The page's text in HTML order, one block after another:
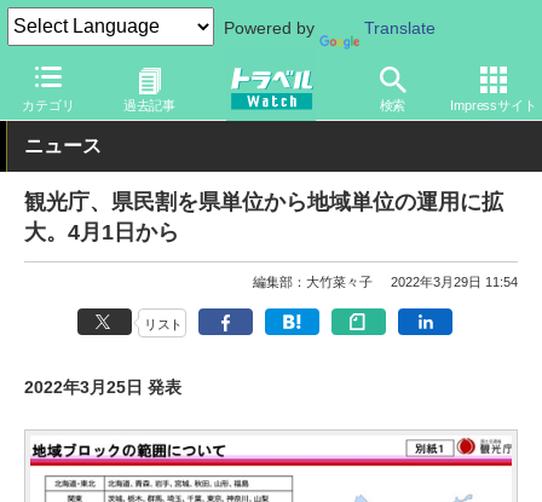
Powered by Translate
カテゴリ 過去記事 検索 Impressサイト
トラベル Watch 企業・政府・官庁 政府・官庁 観光庁
ニュース
観光庁、県民割を県単位から地域単位の運用に拡
大。4月1日から
編集部：大竹菜々子 2022年3月29日 11:54
リスト
2022年3月25日 発表